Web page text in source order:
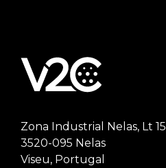
Zona Industrial Nelas, Lt 15
3520-095 Nelas
Viseu, Portugal